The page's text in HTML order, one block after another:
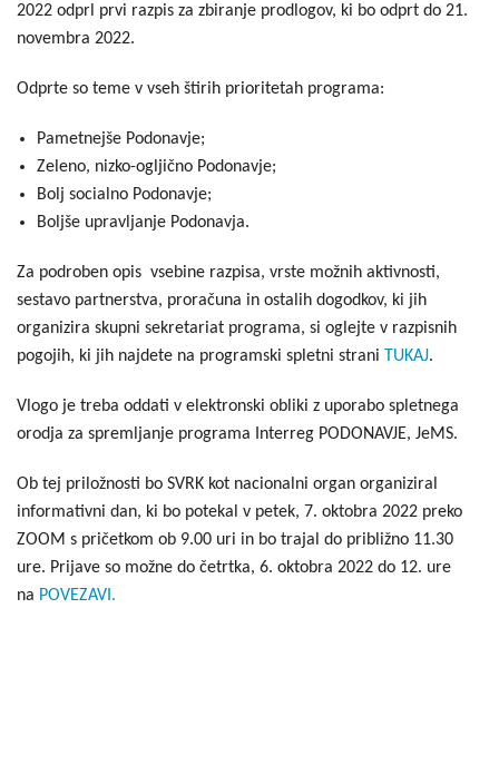
2022 odprl prvi razpis za zbiranje prodlogov, ki bo odprt do 21.
novembra 2022.
Odprte so teme v vseh štirih prioritetah programa:
Pametnejše Podonavje;
Zeleno, nizko-ogljično Podonavje;
Bolj socialno Podonavje;
Boljše upravljanje Podonavja.
Za podroben opis vsebine razpisa, vrste možnih aktivnosti,
sestavo partnerstva, proračuna in ostalih dogodkov, ki jih
organizira skupni sekretariat programa, si oglejte v razpisnih
pogojih, ki jih najdete na programski spletni strani TUKAJ.
Vlogo je treba oddati v elektronski obliki z uporabo spletnega
orodja za spremljanje programa Interreg PODONAVJE, JeMS.
Ob tej priložnosti bo SVRK kot nacionalni organ organiziral
informativni dan, ki bo potekal v petek, 7. oktobra 2022 preko
ZOOM s pričetkom ob 9.00 uri in bo trajal do približno 11.30
ure. Prijave so možne do četrtka, 6. oktobra 2022 do 12. ure
na POVEZAVI.